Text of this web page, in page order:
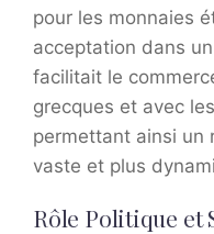
pour les monnaies
acceptation dans
facilitait le
grecques et avec
permettant ainsi un
vaste et plus
Rôle Politique et